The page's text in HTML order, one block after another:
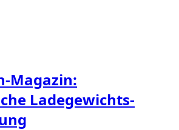
Magazin:
Ladegewichts-